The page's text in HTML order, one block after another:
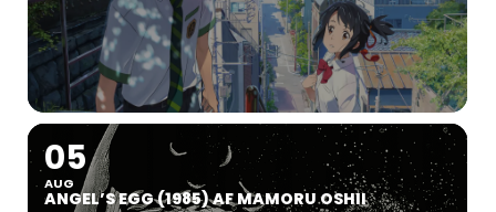
05
AUG
ANGEL’S EGG (1985) AF MAMORU OSHII